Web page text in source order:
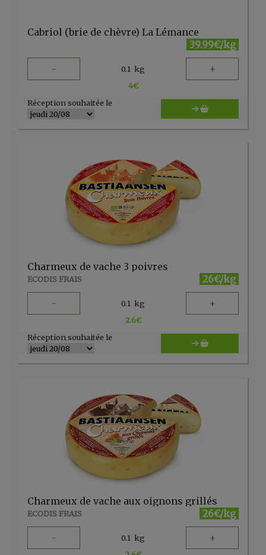
Cabriol (brie de chèvre) La Lémance
39.99€/kg
- 0.1 kg +
4€
Réception souhaitée le
Charmeux de vache 3 poivres
ECODIS FRAIS 26€/kg
- 0.1 kg +
2.6€
Réception souhaitée le
Charmeux de vache aux oignons grillés
ECODIS FRAIS 26€/kg
- 0.1 kg +